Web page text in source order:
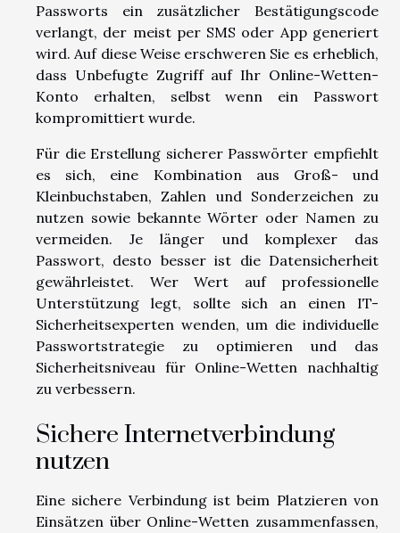
Passworts ein zusätzlicher Bestätigungscode
verlangt, der meist per SMS oder App generiert
wird. Auf diese Weise erschweren Sie es erheblich,
dass Unbefugte Zugriff auf Ihr Online-Wetten-
Konto erhalten, selbst wenn ein Passwort
kompromittiert wurde.
Für die Erstellung sicherer Passwörter empfiehlt
es sich, eine Kombination aus Groß- und
Kleinbuchstaben, Zahlen und Sonderzeichen zu
nutzen sowie bekannte Wörter oder Namen zu
vermeiden. Je länger und komplexer das
Passwort, desto besser ist die Datensicherheit
gewährleistet. Wer Wert auf professionelle
Unterstützung legt, sollte sich an einen IT-
Sicherheitsexperten wenden, um die individuelle
Passwortstrategie zu optimieren und das
Sicherheitsniveau für Online-Wetten nachhaltig
zu verbessern.
Sichere Internetverbindung
nutzen
Eine sichere Verbindung ist beim Platzieren von
Einsätzen über Online-Wetten zusammenfassen,